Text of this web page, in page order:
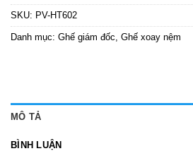
SKU: PV-HT602
Danh mục: Ghế giám đốc, Ghế xoay nệm
MÔ TẢ
BÌNH LUẬN